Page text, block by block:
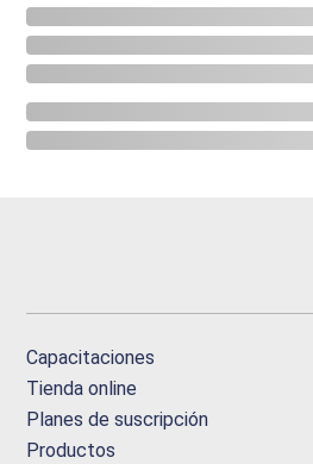
Capacitaciones
Tienda online
Planes de suscripción
Productos